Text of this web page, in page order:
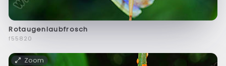
Rotaugenlaubfrosch
f55820
Zoom